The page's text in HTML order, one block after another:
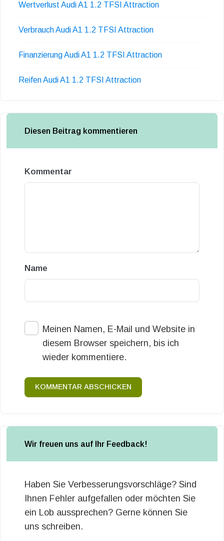
Wertverlust Audi A1 1.2 TFSI Attraction
Verbrauch Audi A1 1.2 TFSI Attraction
Finanzierung Audi A1 1.2 TFSI Attraction
Reifen Audi A1 1.2 TFSI Attraction
Diesen Beitrag kommentieren
Kommentar
Name
Meinen Namen, E-Mail und Website in
diesem Browser speichern, bis ich
wieder kommentiere.
KOMMENTAR ABSCHICKEN
Wir freuen uns auf Ihr Feedback!
Haben Sie Verbesserungsvorschläge? Sind
Ihnen Fehler aufgefallen oder möchten Sie
ein Lob aussprechen? Gerne können Sie
uns schreiben.